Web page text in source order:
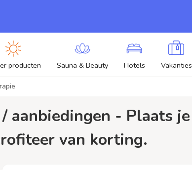
producten Sauna & Beauty Hotels Vakanties
van korting.